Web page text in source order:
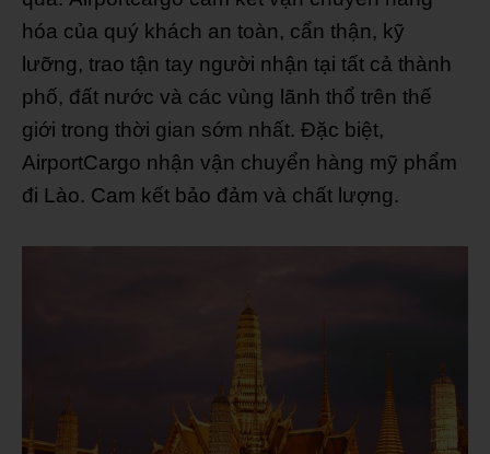
hóa của quý khách an toàn, cẩn thận, kỹ
lưỡng, trao tận tay người nhận tại tất cả thành
phố, đất nước và các vùng lãnh thổ trên thế
giới trong thời gian sớm nhất. Đặc biệt,
AirportCargo nhận vận chuyển hàng mỹ phẩm
đi Lào. Cam kết bảo đảm và chất lượng.